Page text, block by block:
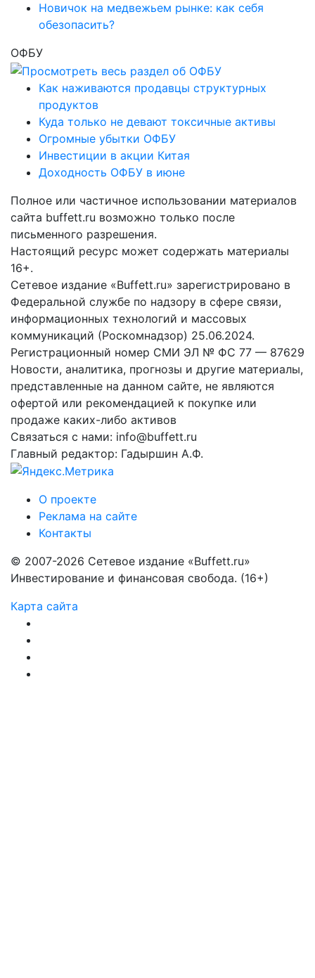
Новичок на медвежьем рынке: как себя
обезопасить?
ОФБУ
Как наживаются продавцы структурных
продуктов
Куда только не девают токсичные активы
Огромные убытки ОФБУ
Инвестиции в акции Китая
Доходность ОФБУ в июне
Полное или частичное использовании материалов
сайта buffett.ru возможно только после
письменного разрешения.
Настоящий ресурс может содержать материалы
16+.
Сетевое издание «Buffett.ru» зарегистрировано в
Федеральной службе по надзору в сфере связи,
информационных технологий и массовых
коммуникаций (Роскомнадзор) 25.06.2024.
Регистрационный номер СМИ ЭЛ № ФС 77 — 87629
Новости, аналитика, прогнозы и другие материалы,
представленные на данном сайте, не являются
офертой или рекомендацией к покупке или
продаже каких-либо активов
Связаться с нами: info@buffett.ru
Главный редактор: Гадыршин А.Ф.
О проекте
Реклама на сайте
Контакты
© 2007-2026 Сетевое издание «Buffett.ru»
Инвестирование и финансовая свобода. (16+)
Карта сайта